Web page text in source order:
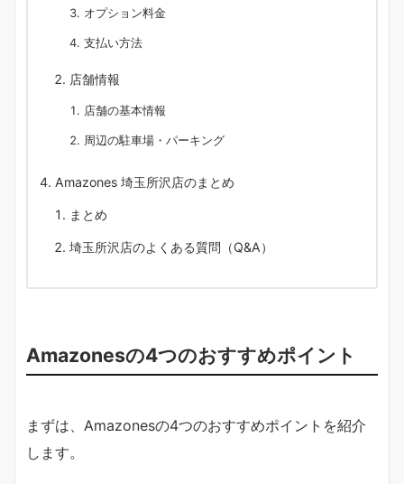
オプション料金
支払い方法
店舗情報
店舗の基本情報
周辺の駐車場・パーキング
Amazones 埼玉所沢店のまとめ
まとめ
埼玉所沢店のよくある質問（Q&A）
Amazonesの4つのおすすめポイント
まずは、Amazonesの4つのおすすめポイントを紹介
します。